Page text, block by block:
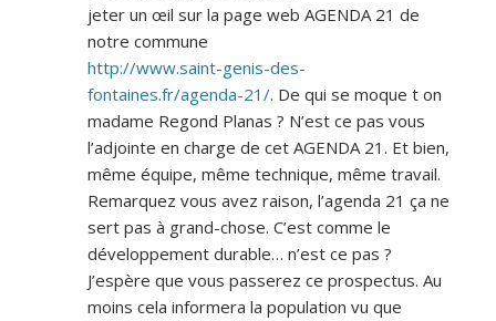
jeter un œil sur la page web AGENDA 21 de
notre commune
http://www.saint-genis-des-
fontaines.fr/agenda-21/. De qui se moque t on
madame Regond Planas ? N’est ce pas vous
l’adjointe en charge de cet AGENDA 21. Et bien,
même équipe, même technique, même travail.
Remarquez vous avez raison, l’agenda 21 ça ne
sert pas à grand-chose. C’est comme le
développement durable… n’est ce pas ?
J’espère que vous passerez ce prospectus. Au
moins cela informera la population vu que